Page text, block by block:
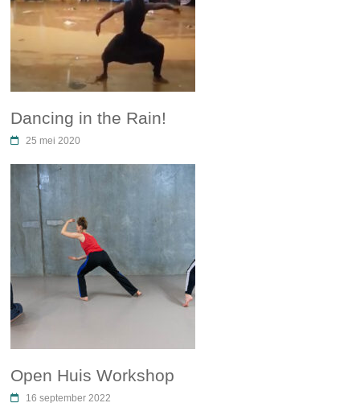
Dancing in the Rain!
25 mei 2020
Open Huis Workshop
16 september 2022